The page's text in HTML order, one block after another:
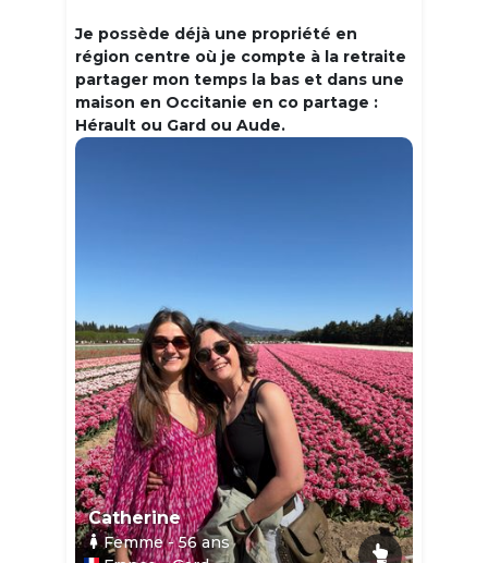
Je possède déjà une propriété en
région centre où je compte à la retraite
partager mon temps la bas et dans une
maison en Occitanie en co partage :
Hérault ou Gard ou Aude.
Catherine
Femme- 56ans